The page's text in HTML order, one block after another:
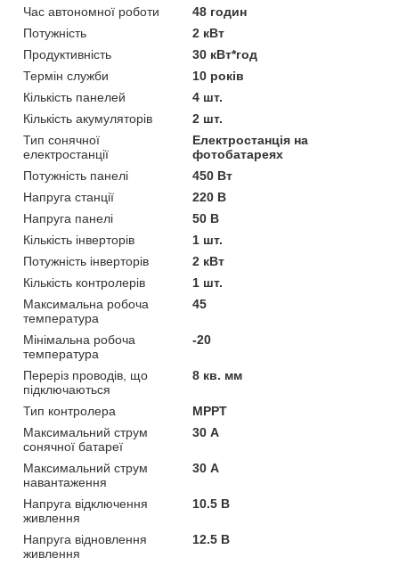
Час автономної роботи
48 годин
Потужність
2 кВт
Продуктивність
30 кВт*год
Термін служби
10 років
Кількість панелей
4 шт.
Кількість акумуляторів
2 шт.
Тип сонячної
електростанції
Електростанція на
фотобатареях
Потужність панелі
450 Вт
Напруга станції
220 В
Напруга панелі
50 В
Кількість інверторів
1 шт.
Потужність інверторів
2 кВт
Кількість контролерів
1 шт.
Максимальна робоча
температура
45
Мінімальна робоча
температура
-20
Переріз проводів, що
підключаються
8 кв. мм
Тип контролера
MPPT
Максимальний струм
сонячної батареї
30 А
Максимальний струм
навантаження
30 А
Напруга відключення
живлення
10.5 В
Напруга відновлення
живлення
12.5 В